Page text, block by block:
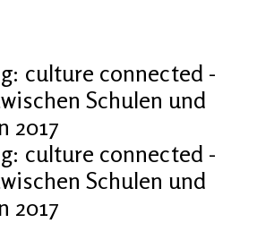
culture connected -
Schulen und
2017
culture connected -
Schulen und
2017